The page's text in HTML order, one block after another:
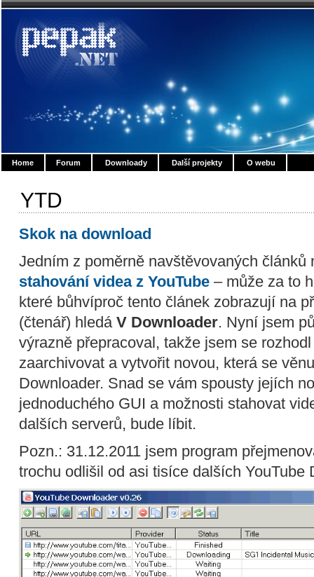
Home Forum Downloady Další projekty O webu
YTD
Skok na download
Jedním z poměrně navštěvovaných článků
stahování videa z YouTube – může za to
které bůhvíproč tento článek zobrazují na
(čtenář) hledá V Downloader. Nyní jsem
výrazně přepracoval, takže jsem se
zaarchivovat a vytvořit novou, která se
Downloader. Snad se vám spousty jejích
jednoduchého GUI a možnosti stahovat
dalších serverů, bude líbit.
Pozn.: 31.12.2011 jsem program
trochu odlišil od asi tisíce dalších YouTube